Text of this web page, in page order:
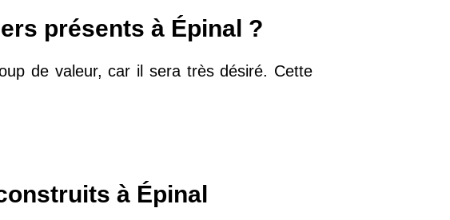
37 €
présents à Épinal ?
de valeur, car il sera très désiré. Cette
à Épinal